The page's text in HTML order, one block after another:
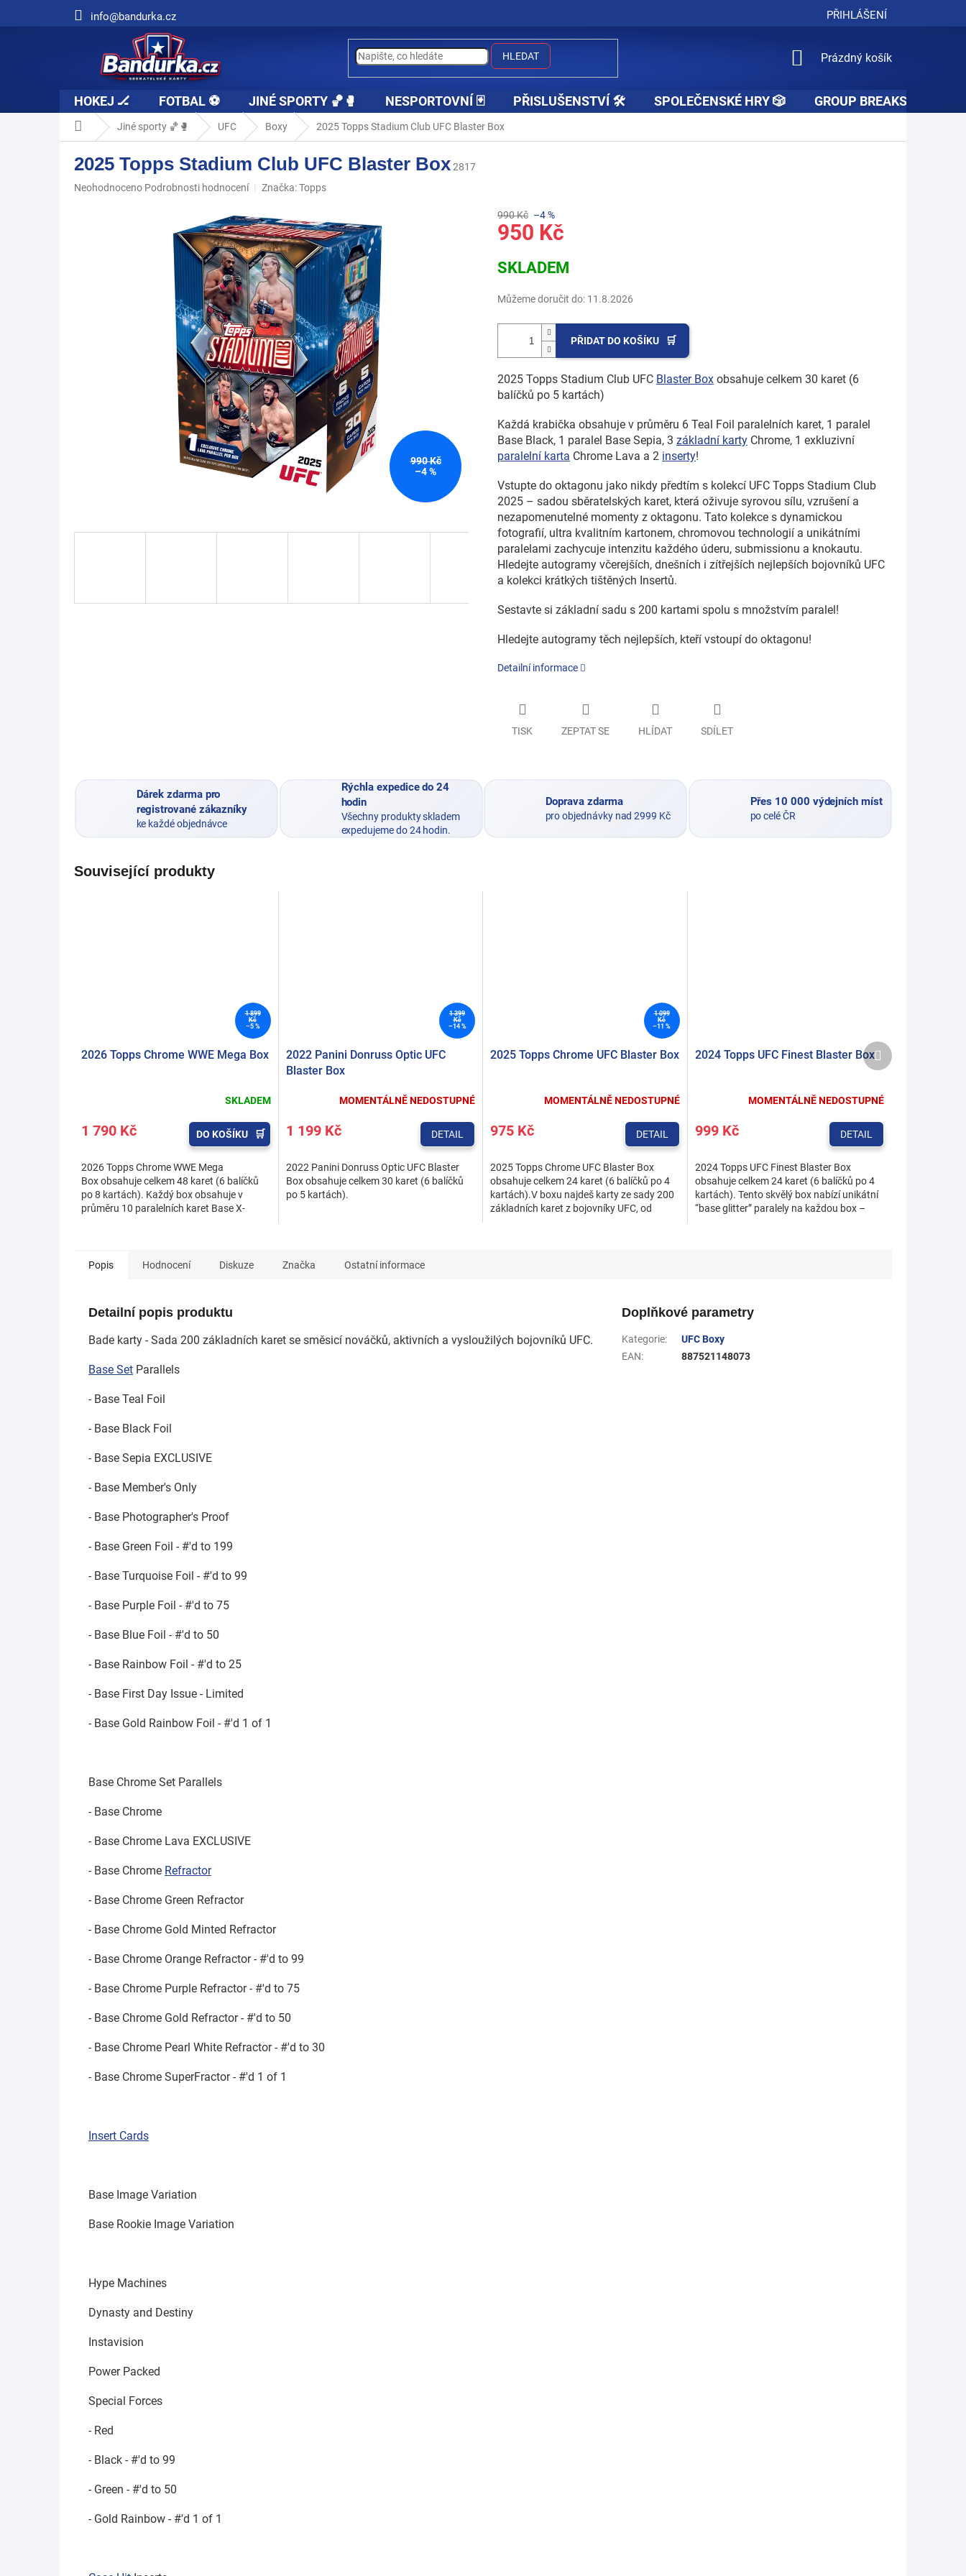
info@bandurka.cz PŘIHLÁŠENÍ
HLEDAT
NÁKUPNÍ
Prázdný košík
HOKEJ 🏒 FOTBAL ⚽ JINÉ SPORTY 🏀🥊 NESPORTOVNÍ 🃏 PŘISLUŠENSTVÍ 🛠️ SPOLEČENSKÉ HRY 🎲 GROUP BREAKS 🚧👥🚧
Domů Jiné sporty 🏀🥊 UFC Boxy 2025 Topps Stadium Club UFC Blaster Box
2025 Topps Stadium Club UFC Blaster Box2817
Průměrné
Neohodnoceno Podrobnosti hodnocení Značka:Topps
990 Kč
–4 %
990 Kč –4 %
950 Kč
cena:
SKLADEM
Můžeme doručit do: 11.8.2026
PŘIDAT DO KOŠÍKU
2025 Topps Stadium Club UFC Blaster Box obsahuje celkem 30 karet (6
balíčků po 5 kartách)
Každá krabička obsahuje v průměru 6 Teal Foil paralelních karet, 1 paralel
Base Black, 1 paralel Base Sepia, 3 základní karty Chrome, 1 exkluzivní
paralelní karta Chrome Lava a 2 inserty!
Vstupte do oktagonu jako nikdy předtím s kolekcí UFC Topps Stadium Club
2025 – sadou sběratelských karet, která oživuje syrovou sílu, vzrušení a
nezapomenutelné momenty z oktagonu. Tato kolekce s dynamickou
fotografií, ultra kvalitním kartonem, chromovou technologií a unikátními
paralelami zachycuje intenzitu každého úderu, submissionu a knokautu.
Hledejte autogramy včerejších, dnešních i zítřejších nejlepších bojovníků UFC
a kolekci krátkých tištěných Insertů.
Sestavte si základní sadu s 200 kartami spolu s množstvím paralel!
Hledejte autogramy těch nejlepších, kteří vstoupí do oktagonu!
Detailní informace
TISK ZEPTAT SE HLÍDAT SDÍLET
Dárek zdarma pro
registrované zákazníky
ke každé objednávce
Rýchla expedice do 24
hodin
Všechny produkty skladem
expedujeme do 24 hodin.
Doprava zdarma
pro objednávky nad 2999 Kč
Přes 10 000 výdejních míst
po celé ČR
Související produkty
1 899
Kč
–5 %
2026 Topps Chrome WWE Mega Box
SKLADEM
1 790 Kč DO KOŠÍKU
2026 Topps Chrome WWE Mega
Box obsahuje celkem 48 karet (6 balíčků
po 8 kartách). Každý box obsahuje v
průměru 10 paralelních karet Base X-
1 399
Kč
–14 %
2022 Panini Donruss Optic UFC
Blaster Box
MOMENTÁLNĚ NEDOSTUPNÉ
1 199 Kč DETAIL
2022 Panini Donruss Optic UFC Blaster
Box obsahuje celkem 30 karet (6 balíčků
po 5 kartách).
1 099
Kč
–11 %
2025 Topps Chrome UFC Blaster Box
MOMENTÁLNĚ NEDOSTUPNÉ
975 Kč DETAIL
2025 Topps Chrome UFC Blaster Box
obsahuje celkem 24 karet (6 balíčků po 4
kartách).V boxu najdeš karty ze sady 200
základních karet z bojovníky UFC, od
2024 Topps UFC Finest Blaster Box
MOMENTÁLNĚ NEDOSTUPNÉ
999 Kč DETAIL
2024 Topps UFC Finest Blaster Box
obsahuje celkem 24 karet (6 balíčků po 4
kartách). Tento skvělý box nabízí unikátní
“base glitter” paralely na každou box –
Další
produkt
Popis Hodnocení Diskuze Značka Ostatní informace
Detailní popis produktu
Bade karty - Sada 200 základních karet se směsicí nováčků, aktivních a vysloužilých bojovníků UFC.
Base Set Parallels
- Base Teal Foil
- Base Black Foil
- Base Sepia EXCLUSIVE
- Base Member's Only
- Base Photographer's Proof
- Base Green Foil - #'d to 199
- Base Turquoise Foil - #'d to 99
- Base Purple Foil - #'d to 75
- Base Blue Foil - #'d to 50
- Base Rainbow Foil - #'d to 25
- Base First Day Issue - Limited
- Base Gold Rainbow Foil - #'d 1 of 1
Base Chrome Set Parallels
- Base Chrome
- Base Chrome Lava EXCLUSIVE
- Base Chrome Refractor
- Base Chrome Green Refractor
- Base Chrome Gold Minted Refractor
- Base Chrome Orange Refractor - #'d to 99
- Base Chrome Purple Refractor - #'d to 75
- Base Chrome Gold Refractor - #'d to 50
- Base Chrome Pearl White Refractor - #'d to 30
- Base Chrome SuperFractor - #'d 1 of 1
Insert Cards
Base Image Variation
Base Rookie Image Variation
Hype Machines
Dynasty and Destiny
Instavision
Power Packed
Special Forces
- Red
- Black - #'d to 99
- Green - #'d to 50
- Gold Rainbow - #'d 1 of 1
Doplňkové parametry
Kategorie:
UFC Boxy
EAN: 887521148073